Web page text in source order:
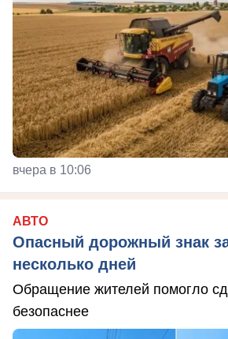
вчера в 10:06
АВТО
Опасный дорожный знак
несколько дней
Обращение жителей помогло
безопаснее